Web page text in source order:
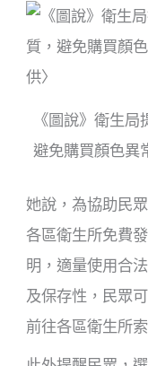
《圖說》衛生
避免購買顏色異
她說，為協助民
各區衛生所免費
明，適量使用合
及保存性，民眾
前往各區衛生所